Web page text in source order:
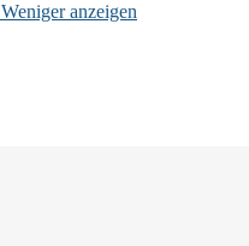
Weniger anzeigen